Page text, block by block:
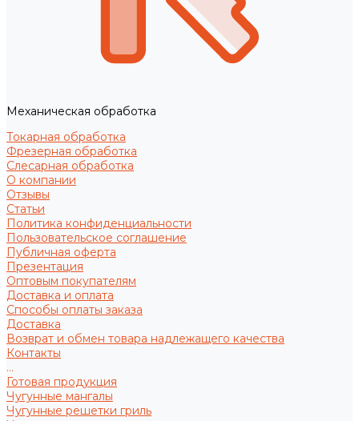
Механическая обработка
Токарная обработка
Фрезерная обработка
Слесарная обработка
О компании
Отзывы
Статьи
Политика конфиденциальности
Пользовательское соглашение
Публичная оферта
Презентация
Оптовым покупателям
Доставка и оплата
Способы оплаты заказа
Доставка
Возврат и обмен товара надлежащего качества
Контакты
...
Готовая продукция
Чугунные мангалы
Чугунные решетки гриль